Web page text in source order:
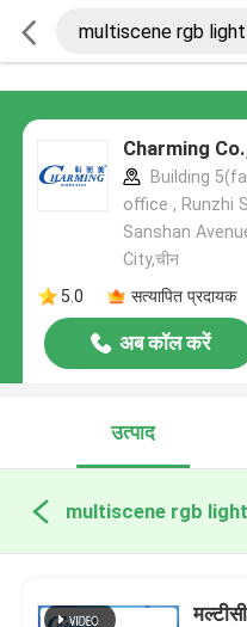
Charming
Building
office , Runzhi
Sanshan
City,चीन
5.0
सत्यापित प्रदायक
अब कॉल करें
उत्पाद
multiscene rgb light